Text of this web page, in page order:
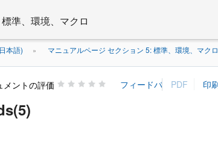
準、環境、マクロ
本語) » マニュアルページ セクション 5: 標準、環境、マクロ
メントの評価